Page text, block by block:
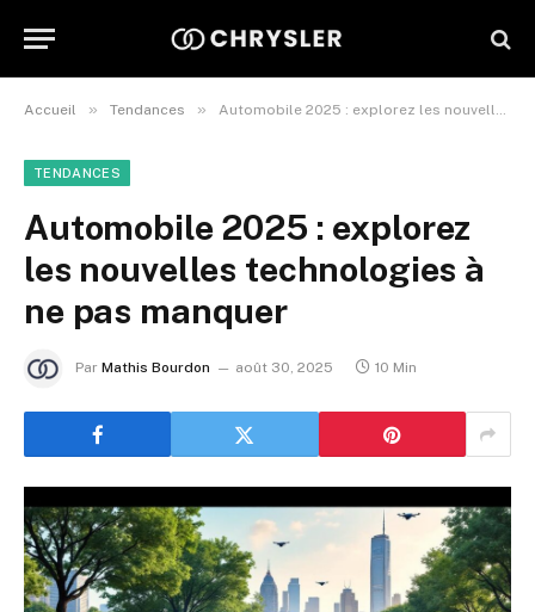
Accueil » Tendances » Automobile 2025 : explorez les nouvelles technologies à ne pas manquer
TENDANCES
Automobile 2025 : explorez
les nouvelles technologies à
ne pas manquer
Par Mathis Bourdon août 30, 2025 10 Min